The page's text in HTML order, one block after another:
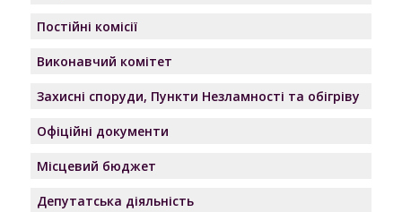
Постійні комісії
Виконавчий комітет
Захисні споруди, Пункти Незламності та обігріву
Офіційні документи
Місцевий бюджет
Депутатська діяльність